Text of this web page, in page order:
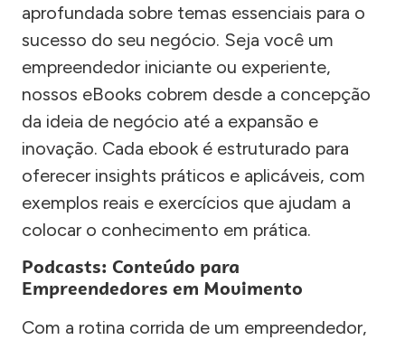
aprofundada sobre temas essenciais para o
sucesso do seu negócio. Seja você um
empreendedor iniciante ou experiente,
nossos eBooks cobrem desde a concepção
da ideia de negócio até a expansão e
inovação. Cada ebook é estruturado para
oferecer insights práticos e aplicáveis, com
exemplos reais e exercícios que ajudam a
colocar o conhecimento em prática.
Podcasts: Conteúdo para
Empreendedores em Movimento
Com a rotina corrida de um empreendedor,